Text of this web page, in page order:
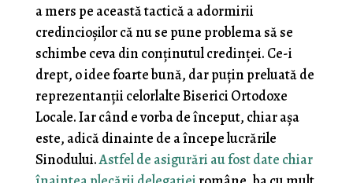
a mers pe această tactică a adormirii
credincioșilor că nu se pune problema să se
schimbe ceva din conținutul credinței. Ce-i
drept, o idee foarte bună, dar puțin preluată de
reprezentanții celorlalte Biserici Ortodoxe
Locale. Iar când e vorba de început, chiar așa
este, adică dinainte de a începe lucrările
Sinodului.Astfel de asigurări au fost date chiar